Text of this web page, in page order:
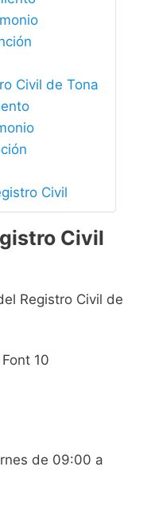
Civil de Tona
Civil
Civil
Registro Civil de
10
de 09:00 a